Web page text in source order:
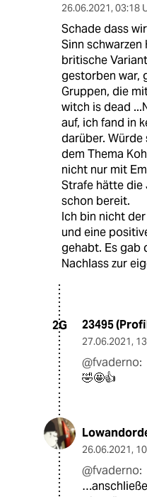
26.06.2021, 03:18
Schade dass
Sinn schwarzen
britische
gestorben war,
Gruppen, die
witch is dead
auf, ich fand in
darüber.
dem Thema
nicht nur mit
Strafe hätte die
schon bereit.
Ich bin nicht
und eine
gehabt. Es gab
Nachlass zur
2G 23495
27.06.2021,
@fvaderno:
🤣🤩👍
26.06.2021,
@fvaderno: